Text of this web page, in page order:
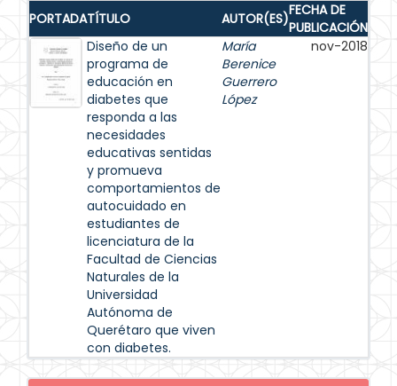
PORTADATÍTULO AUTOR(ES)FECHA DE
PUBLICACIÓN
Diseño de un
programa de
educación en
diabetes que
responda a las
necesidades
educativas sentidas
y promueva
comportamientos de
autocuidado en
estudiantes de
licenciatura de la
Facultad de Ciencias
Naturales de la
Universidad
Autónoma de
Querétaro que viven
con diabetes.
María
Berenice
Guerrero
López
nov-2018